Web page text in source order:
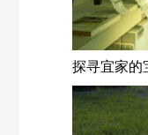
探寻宜家的